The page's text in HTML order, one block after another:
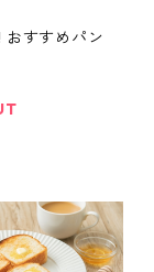
すすめパン